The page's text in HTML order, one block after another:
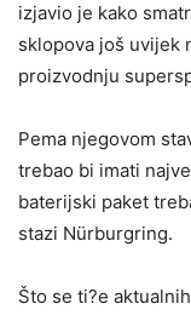
izjavio je kako
sklopova još uvijek
proizvodnju
Pema njegovom
trebao bi imati
baterijski paket
stazi Nürburgring.
Što se ti?e